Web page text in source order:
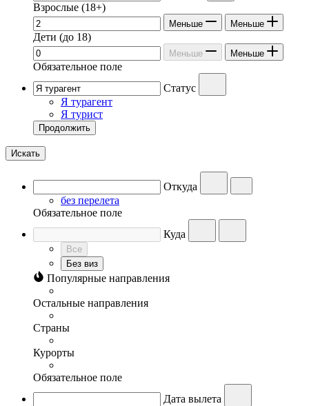
Взрослые (18+)
Меньше Меньше
Дети (до 18)
Меньше Меньше
Обязательное поле
Статус
Я турагент
Я турист
Продолжить
Искать
Откуда
без перелета
Обязательное поле
Куда
Все
Без виз
Популярные направления
Остальные направления
Страны
Курорты
Обязательное поле
Дата вылета